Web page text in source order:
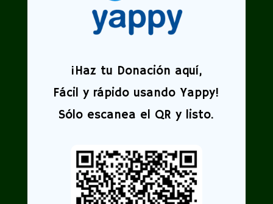
¡Haz tu Donación aquí,
Fácil y rápido usando Yappy!
Sólo escanea el QR y listo.